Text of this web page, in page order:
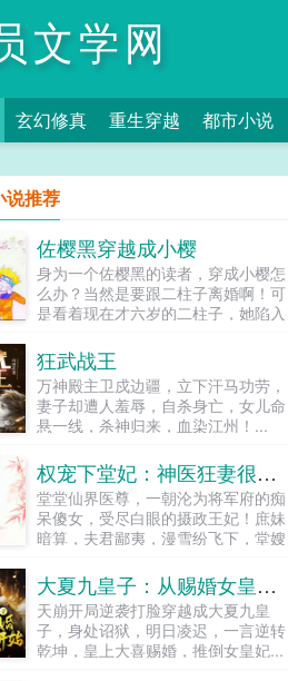
文学网
玄幻修真 重生穿越 都市小说
说推荐
佐樱黑穿越成小樱
身为一个佐樱黑的读者，穿成小樱怎
么办？当然是要跟二柱子离婚啊！可
是看着现在才六岁的二柱子，她陷入
死，然后被岸本的亲爹满门抄斩。还
是先转头去按着主角跟他结婚，省略
你追我逃好几百集祸害整个忍界的剧
情，提前进入你我他都幸福的大结
局？啊，好纠结。叮，你的系统已经
还是抬脚吊打斑柱大筒木？或者能回
家了？亲亲，我是一款专注推进佐樱
感情的恋爱系统哦。滚球吧你个邪
教，她就是饿死了，被人打死了，都
要不一起她！...
狂武战王
万神殿主卫戍边疆，立下汗马功劳，
妻子却遭人羞辱，自杀身亡，女儿命
悬一线，杀神归来，血染江州！...
权宠下堂妃：神医狂妻很嚣张
堂堂仙界医尊，一朝沦为将军府的痴
呆傻女，受尽白眼的摄政王妃！庶妹
暗算，夫君鄙夷，漫雪纷飞下，堂嫂
忆全复，一双素手，医死人肉白骨。
两袖轻挥，整个京城为之颤抖。誓要
让欺她辱她之人，付出惨痛代价！传
说，她嫁给摄政王，是她八辈子修来
的福气，殊不知人间我玩腻了，休书
大夏九皇子：从赐婚女皇妃开始
天崩开局逆袭打脸穿越成大夏九皇
子，身处诏狱，明日凌迟，一言逆转
乾坤，皇上大喜赐婚，推倒女皇妃...